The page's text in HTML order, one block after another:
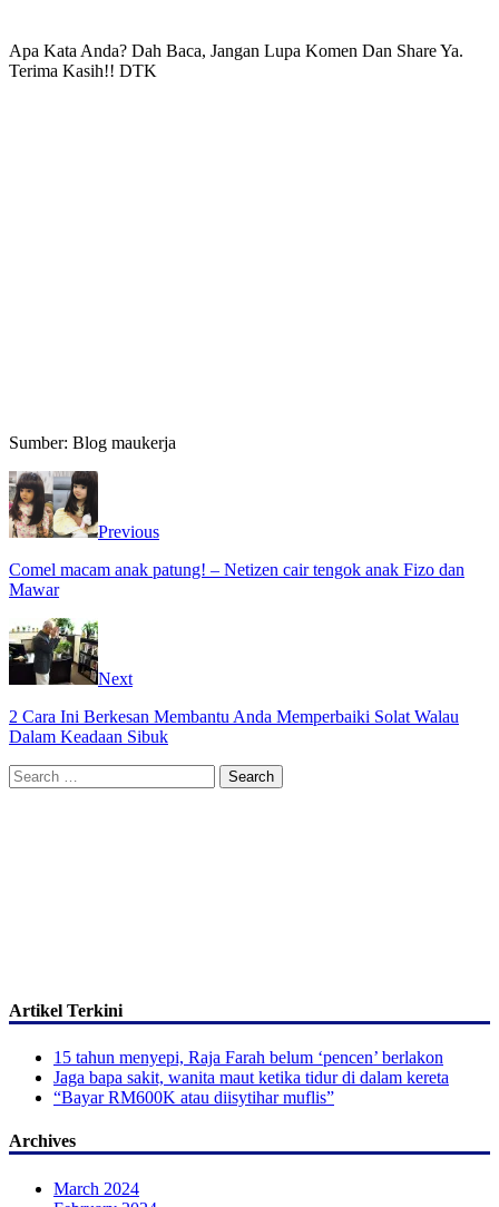
Apa Kata Anda? Dah Baca, Jangan Lupa Komen Dan Share Ya.
Terima Kasih!! DTK
Sumber: Blog maukerja
Previous
Comel macam anak patung! – Netizen cair tengok anak Fizo dan
Mawar
Next
2 Cara Ini Berkesan Membantu Anda Memperbaiki Solat Walau
Dalam Keadaan Sibuk
Search
for:
Artikel Terkini
15 tahun menyepi, Raja Farah belum ‘pencen’ berlakon
Jaga bapa sakit, wanita maut ketika tidur di dalam kereta
“Bayar RM600K atau diisytihar muflis”
Archives
March 2024